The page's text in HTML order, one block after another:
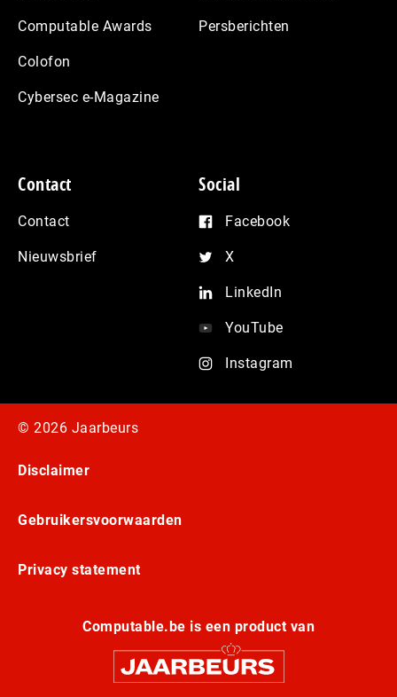
Computable Awards
Colofon
Cybersec e-Magazine
Persberichten
Contact
Contact
Nieuwsbrief
Social
Facebook
X
LinkedIn
YouTube
Instagram
© 2026 Jaarbeurs
Disclaimer
Gebruikersvoorwaarden
Privacy statement
Computable.be is een product van